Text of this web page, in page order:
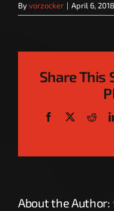
Byvorzocker | April 6, 2018
Share This
Facebook
X
About the Author: